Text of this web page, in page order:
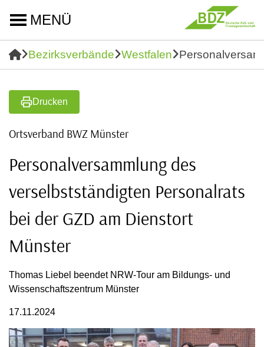
MENÜ
Bezirksverbände Westfalen
Drucken
Ortsverband BWZ Münster
Personalversammlung des
verselbstständigten Personalrats
bei der GZD am Dienstort
Münster
Thomas Liebel beendet NRW-Tour am Bildungs- und
Wissenschaftszentrum Münster
17.11.2024